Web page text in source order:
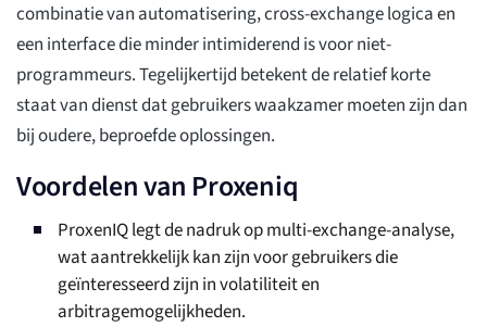
combinatie van automatisering, cross-exchange logica en
een interface die minder intimiderend is voor niet-
programmeurs. Tegelijkertijd betekent de relatief korte
staat van dienst dat gebruikers waakzamer moeten zijn dan
bij oudere, beproefde oplossingen.
Voordelen van Proxeniq
ProxenIQ legt de nadruk op multi-exchange-analyse,
wat aantrekkelijk kan zijn voor gebruikers die
geïnteresseerd zijn in volatiliteit en
arbitragemogelijkheden.